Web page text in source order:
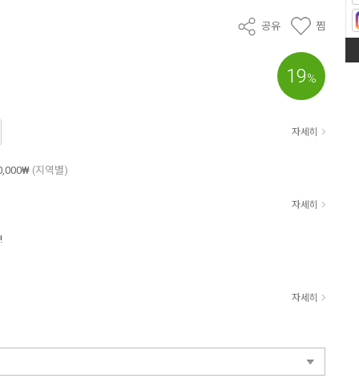
공유 찜
19%
자세히
(지역별)
자세히
자세히